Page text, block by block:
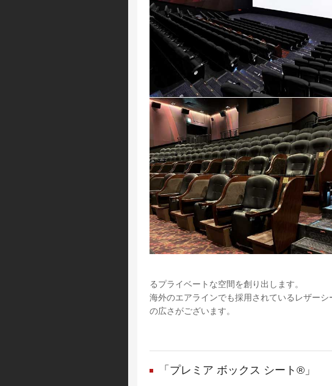
るプライベートな空間を創り出します。
海外のエアラインでも採用されているレザー
の広さがございます。
「プレミア ボックス シート®」